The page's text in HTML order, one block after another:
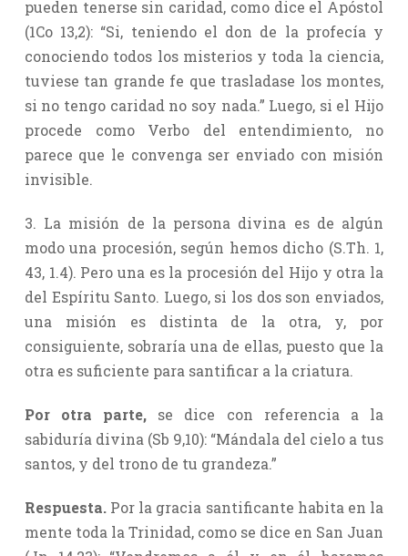
pueden tenerse sin caridad, como dice el Apóstol
(1Co 13,2): “Si, teniendo el don de la profecía y
conociendo todos los misterios y toda la ciencia,
tuviese tan grande fe que trasladase los montes,
si no tengo caridad no soy nada.” Luego, si el Hijo
procede como Verbo del entendimiento, no
parece que le convenga ser enviado con misión
invisible.
3. La misión de la persona divina es de algún
modo una procesión, según hemos dicho (S.Th. 1,
43, 1.4). Pero una es la procesión del Hijo y otra la
del Espíritu Santo. Luego, si los dos son enviados,
una misión es distinta de la otra, y, por
consiguiente, sobraría una de ellas, puesto que la
otra es suficiente para santificar a la criatura.
Por otra parte, se dice con referencia a la
sabiduría divina (Sb 9,10): “Mándala del cielo a tus
santos, y del trono de tu grandeza.”
Respuesta.Por la gracia santificante habita en la
mente toda la Trinidad, como se dice en San Juan